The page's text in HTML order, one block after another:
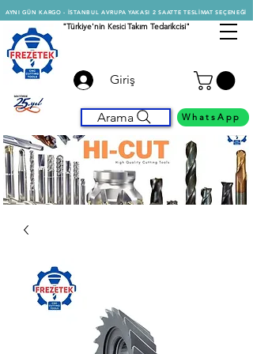
AYNI GÜN KARGO - İSTANBUL AVRUPA YAKASI 2 SAATTE TESLİMAT SEÇENEĞİ
"Türkiye'nin KesiciTakım Tedarikcisi"
Giriş
Arama WhatsApp